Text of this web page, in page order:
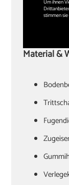
Um ihnen
stimmen
Material &